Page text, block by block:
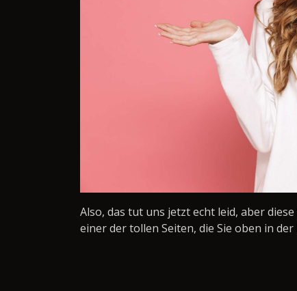
Also, das tut uns jetzt echt leid, aber
einer der tollen Seiten, die Sie oben in